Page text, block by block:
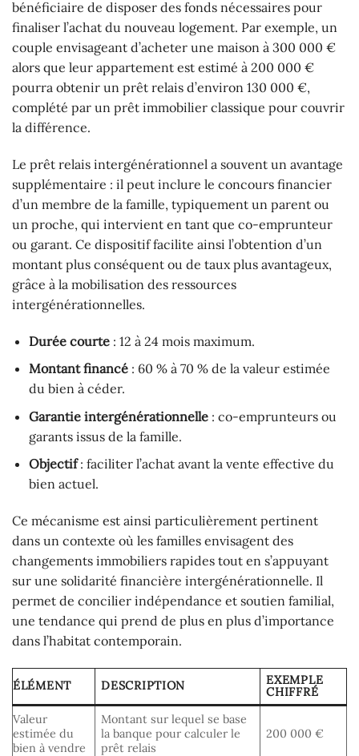
bénéficiaire de disposer des fonds nécessaires pour
finaliser l’achat du nouveau logement. Par exemple, un
couple envisageant d’acheter une maison à 300 000 €
alors que leur appartement est estimé à 200 000 €
pourra obtenir un prêt relais d’environ 130 000 €,
complété par un prêt immobilier classique pour couvrir
la différence.
Le prêt relais intergénérationnel a souvent un avantage
supplémentaire : il peut inclure le concours financier
d’un membre de la famille, typiquement un parent ou
un proche, qui intervient en tant que co-emprunteur
ou garant. Ce dispositif facilite ainsi l’obtention d’un
montant plus conséquent ou de taux plus avantageux,
grâce à la mobilisation des ressources
intergénérationnelles.
Durée courte: 12 à 24 mois maximum.
Montant financé: 60 % à 70 % de la valeur estimée
du bien à céder.
Garantie intergénérationnelle: co-emprunteurs ou
garants issus de la famille.
Objectif: faciliter l’achat avant la vente effective du
bien actuel.
Ce mécanisme est ainsi particulièrement pertinent
dans un contexte où les familles envisagent des
changements immobiliers rapides tout en s’appuyant
sur une solidarité financière intergénérationnelle. Il
permet de concilier indépendance et soutien familial,
une tendance qui prend de plus en plus d’importance
dans l’habitat contemporain.
ÉLÉMENT DESCRIPTION
EXEMPLE
CHIFFRÉ
Valeur
estimée du
bien à vendre
Montant sur lequel se base
la banque pour calculer le
prêt relais
200 000 €